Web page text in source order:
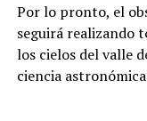
Por lo pronto, el
seguirá realizando
los cielos del valle
ciencia